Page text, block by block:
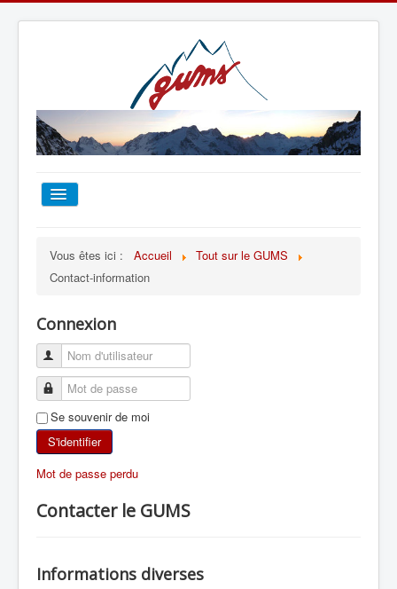
TOUT SUR LE GUMS
ESCALADE
ALPINISME
SKI DE RANDONNÉE
RANDONNÉE SPORTIVE
Vous êtes ici : Accueil
Tout sur le GUMS
Contact-information
Connexion
Se souvenir de moi
S'identifier
Mot de passe perdu
Contacter le GUMS
Informations diverses